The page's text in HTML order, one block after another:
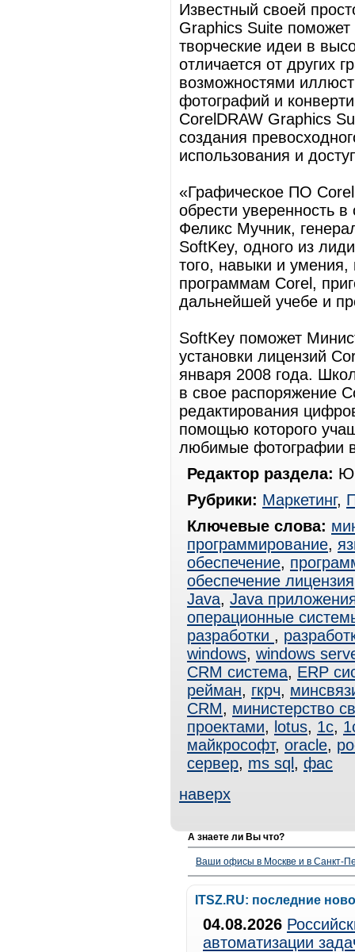
Известный своей
Graphics Suite
творческие идеи в
отличается от других
возможностями
фотографий и
CorelDRAW Graphics
создания
использования и
«Графическое ПО
обрести уверенность в
Феликс Мучник,
SoftKey, одного из
того, навыки и умения,
программам Corel,
дальнейшей учебе и
SoftKey поможет
установки лицензий
января 2008 года.
в свое распоряжение
редактирования
помощью которого
любимые фотографии
Редактор раздела:
Рубрики: Маркетинг,
Ключевые слова:
программирование,
обеспечение,
обеспечение лицензия
Java, Java
операционные
разработки ,
windows, windows
CRM система, ERP
рейман, гкрч,
CRM, министерство
проектами, lotus, 1с,
майкрософт, oracle,
сервер, ms sql , фас
наверх
А знаете ли Вы что?
Ваши офисы в Москве и в Санкт-
ITSZ.RU: последние
04.08.2026
автоматизации